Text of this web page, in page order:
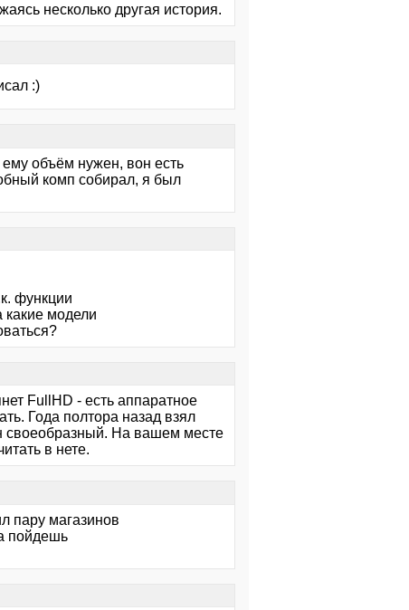
несколько другая история.
:)
объём нужен, вон есть
комп собирал, я был
функции
какие модели
FullHD - есть аппаратное
Года полтора назад взял
своеобразный. На вашем месте
в нете.
пару магазинов
пойдешь